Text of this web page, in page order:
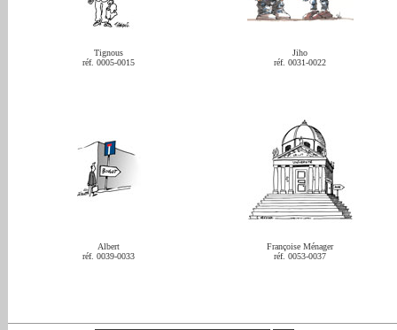
Tignous
réf. 0005-0015
Jiho
réf. 0031-0022
Albert
réf. 0039-0033
Françoise Ménager
réf. 0053-0037